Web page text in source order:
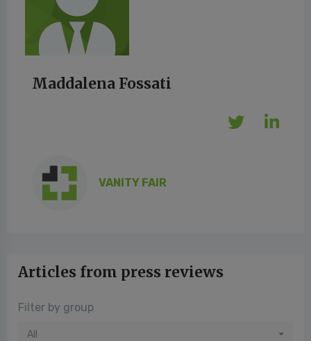
Maddalena Fossati
VANITY FAIR
Articles from press reviews
Filter by group
All